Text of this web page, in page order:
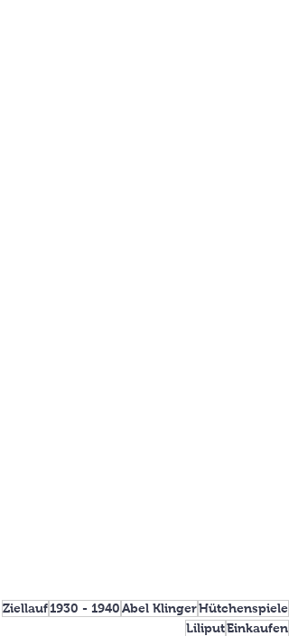
Ziellauf1930 - 1940Abel KlingerHütchenspiele
LiliputEinkaufen